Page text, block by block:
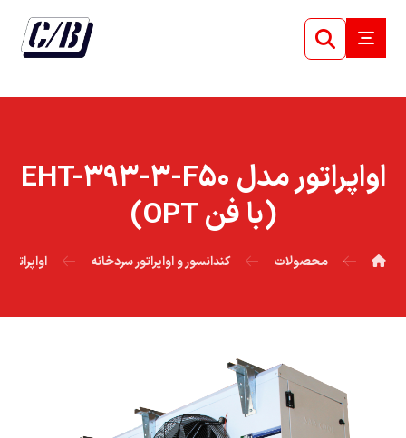
اواپراتور مدل EHT-۳۹۳-۳-F۵۰
(با فن OPT)
محصولات کندانسور و اواپراتور سردخانه اواپراتور EHT